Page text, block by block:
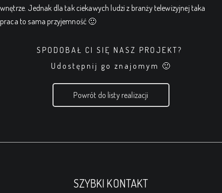
wnętrze. Jednak dla tak ciekawych ludzi z branży telewizyjnej taka
praca to sama przyjemność 🙂
SPODOBAŁ CI SIĘ NASZ PROJEKT?
Udostępnij go znajomym 🙂
Powrót do listy realizacji
SZYBKI KONTAKT